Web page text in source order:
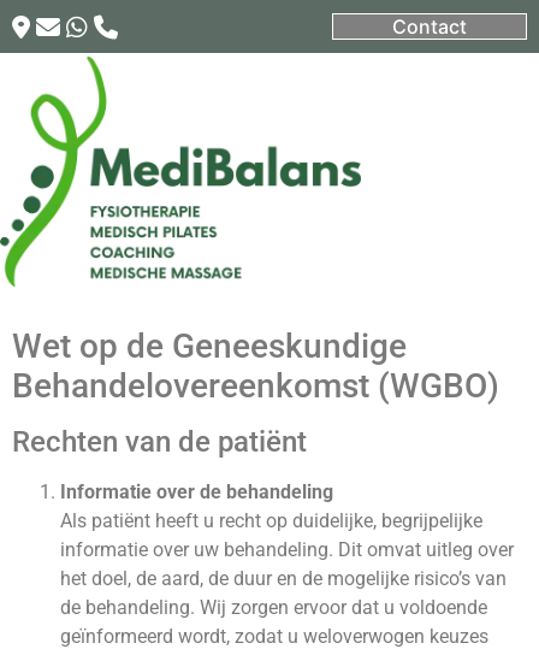
Contact
Wet op de Geneeskundige
Behandelovereenkomst (WGBO)
Rechten van de patiënt
Informatie over de behandeling
Als patiënt heeft u recht op duidelijke, begrijpelijke
informatie over uw behandeling. Dit omvat uitleg over
het doel, de aard, de duur en de mogelijke risico’s van
de behandeling. Wij zorgen ervoor dat u voldoende
geïnformeerd wordt, zodat u weloverwogen keuzes